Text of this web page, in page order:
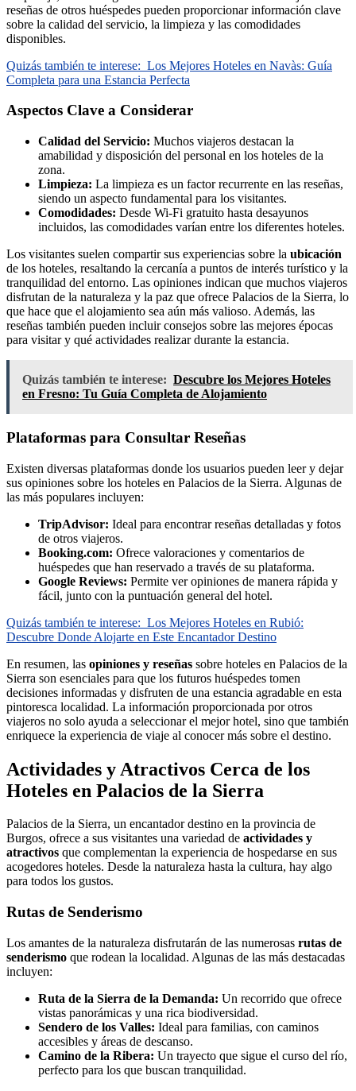
reseñas de otros huéspedes pueden proporcionar información clave
sobre la calidad del servicio, la limpieza y las comodidades
disponibles.
Quizás también te interese: Los Mejores Hoteles en Navàs: Guía
Completa para una Estancia Perfecta
Aspectos Clave a Considerar
Calidad del Servicio: Muchos viajeros destacan la
amabilidad y disposición del personal en los hoteles de la
zona.
Limpieza: La limpieza es un factor recurrente en las reseñas,
siendo un aspecto fundamental para los visitantes.
Comodidades: Desde Wi-Fi gratuito hasta desayunos
incluidos, las comodidades varían entre los diferentes hoteles.
Los visitantes suelen compartir sus experiencias sobre la ubicación
de los hoteles, resaltando la cercanía a puntos de interés turístico y la
tranquilidad del entorno. Las opiniones indican que muchos viajeros
disfrutan de la naturaleza y la paz que ofrece Palacios de la Sierra, lo
que hace que el alojamiento sea aún más valioso. Además, las
reseñas también pueden incluir consejos sobre las mejores épocas
para visitar y qué actividades realizar durante la estancia.
Quizás también te interese: Descubre los Mejores Hoteles
en Fresno: Tu Guía Completa de Alojamiento
Plataformas para Consultar Reseñas
Existen diversas plataformas donde los usuarios pueden leer y dejar
sus opiniones sobre los hoteles en Palacios de la Sierra. Algunas de
las más populares incluyen:
TripAdvisor: Ideal para encontrar reseñas detalladas y fotos
de otros viajeros.
Booking.com: Ofrece valoraciones y comentarios de
huéspedes que han reservado a través de su plataforma.
Google Reviews: Permite ver opiniones de manera rápida y
fácil, junto con la puntuación general del hotel.
Quizás también te interese: Los Mejores Hoteles en Rubió:
Descubre Donde Alojarte en Este Encantador Destino
En resumen, las opiniones y reseñas sobre hoteles en Palacios de la
Sierra son esenciales para que los futuros huéspedes tomen
decisiones informadas y disfruten de una estancia agradable en esta
pintoresca localidad. La información proporcionada por otros
viajeros no solo ayuda a seleccionar el mejor hotel, sino que también
enriquece la experiencia de viaje al conocer más sobre el destino.
Actividades y Atractivos Cerca de los
Hoteles en Palacios de la Sierra
Palacios de la Sierra, un encantador destino en la provincia de
Burgos, ofrece a sus visitantes una variedad de actividades y
atractivos que complementan la experiencia de hospedarse en sus
acogedores hoteles. Desde la naturaleza hasta la cultura, hay algo
para todos los gustos.
Rutas de Senderismo
Los amantes de la naturaleza disfrutarán de las numerosas rutas de
senderismo que rodean la localidad. Algunas de las más destacadas
incluyen:
Ruta de la Sierra de la Demanda: Un recorrido que ofrece
vistas panorámicas y una rica biodiversidad.
Sendero de los Valles: Ideal para familias, con caminos
accesibles y áreas de descanso.
Camino de la Ribera: Un trayecto que sigue el curso del río,
perfecto para los que buscan tranquilidad.